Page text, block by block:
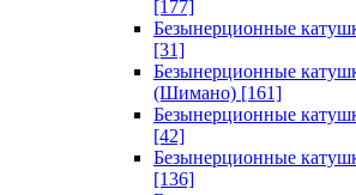
[177]
Безынерционные
[31]
Безынерционные
(Шимано) [161]
Безынерционные
[42]
Безынерционные
[136]